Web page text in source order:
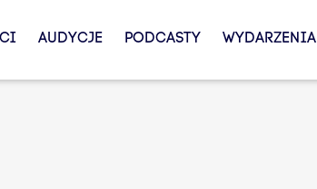
AUDYCJE PODCASTY WYDARZENIA